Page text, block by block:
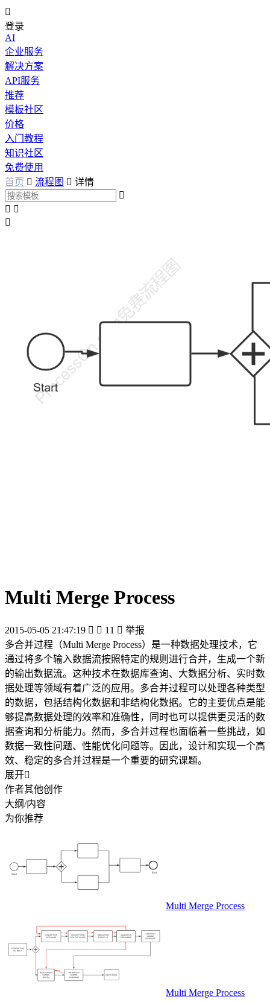

登录
AI
企业服务
解决方案
API服务
推荐
模板社区
价格
入门教程
知识社区
免费使用
首页  流程图  详情

 

Multi Merge Process
2015-05-05 21:47:19   11  举报
多合并过程（Multi Merge Process）是一种数据处理技术，它
通过将多个输入数据流按照特定的规则进行合并，生成一个新
的输出数据流。这种技术在数据库查询、大数据分析、实时数
据处理等领域有着广泛的应用。多合并过程可以处理各种类型
的数据，包括结构化数据和非结构化数据。它的主要优点是能
够提高数据处理的效率和准确性，同时也可以提供更灵活的数
据查询和分析能力。然而，多合并过程也面临着一些挑战，如
数据一致性问题、性能优化问题等。因此，设计和实现一个高
效、稳定的多合并过程是一个重要的研究课题。
展开
作者其他创作
大纲/内容
为你推荐
Multi Merge Process
Multi Merge Process